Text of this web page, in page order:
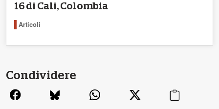
16 di Cali, Colombia
Articoli
Condividere